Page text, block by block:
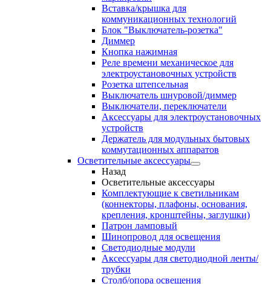
Вставка/крышка для
коммуникационных технологий
Блок "Выключатель-розетка"
Диммер
Кнопка нажимная
Реле времени механическое для
электроустановочных устройств
Розетка штепсельная
Выключатель шнуровой/диммер
Выключатели, переключатели
Аксессуары для электроустановочных
устройств
Держатель для модульных бытовых
коммутационных аппаратов
Осветительные аксессуары
Назад
Осветительные аксессуары
Комплектующие к светильникам
(коннекторы, плафоны, основания,
крепления, кронштейны, заглушки)
Патрон ламповый
Шинопровод для освещения
Светодиодные модули
Аксессуары для светодиодной ленты/
трубки
Столб/опора освещения